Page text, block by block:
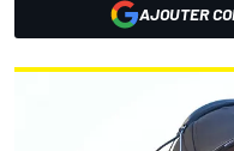
AJOUTER